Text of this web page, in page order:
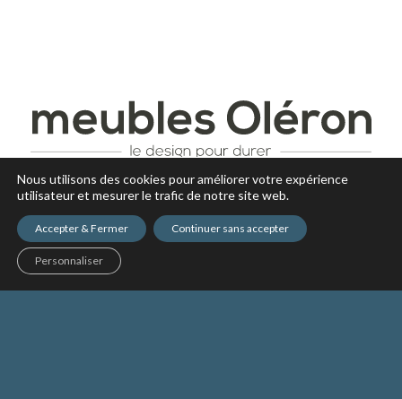
NOS PRODUITS CONSEIL DÉCO
ACTUALITÉS
Nous utilisons des cookies pour améliorer votre expérience
utilisateur et mesurer le trafic de notre site web.
Accepter & Fermer Continuer sans accepter
Personnaliser